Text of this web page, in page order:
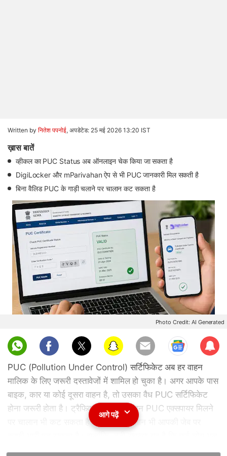
Written by नितेश पपनोई, अपडेटेड: 25 मई 2026 13:20 IST
ख़ास बातें
व्हीकल का PUC Status अब ऑनलाइन चेक किया जा सकता है
DigiLocker और mParivahan ऐप से भी PUC जानकारी मिल सकती है
बिना वैलिड PUC के गाड़ी चलाने पर चालान कट सकता है
Photo Credit: AI Generated
Sub
scri
PUC (Pollution Under Control) सर्टिफिकेट अब हर वाहन
मालिक के लिए जरूरी दस्तावेजों में शामिल हो चुका है। अगर आपके पास
बाइक, कार या कोई दूसरा वाहन है, तो उसका वैध PUC सर्टिफिकेट
होना जरूरी होता है। ट्रैफिक चेकिंग के दौरान PUC एक्सपायर मिलने
पर चालान भी कट सकता है और इसका चालान भी आपकी जेब पर
जाते हैं कि उनका PUC कब खत्म होने वाला है। अच्छी बात यह है कि
आगे पढ़ें